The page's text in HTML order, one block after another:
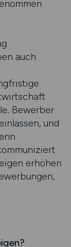
auch
Bewerber
und
erhöhen